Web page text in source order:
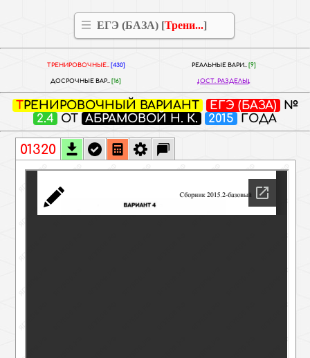
ЕГЭ (БАЗА) [Трени...]
ТРЕНИРОВОЧНЫЕ.. [430] РЕАЛЬНЫЕ ВАРИ.. [9]
ДОСРОЧНЫЕ ВАР.. [16] ОСТ. РАЗДЕЛЫ
ТРЕНИРОВОЧНЫЙ ВАРИАНТ ЕГЭ (БАЗА) №
2.4 ОТ АБРАМОВОЙ Н. К. 2015 ГОДА
01320